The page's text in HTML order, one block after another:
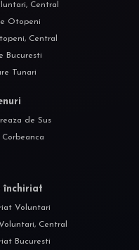
Central
Otopeni
Central
Bucuresti
Tunari
de Sus
închiriat
Voluntari
Central
Bucuresti